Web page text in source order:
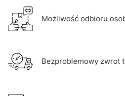
Możliwość odbioru
Bezproblemowy zwrot